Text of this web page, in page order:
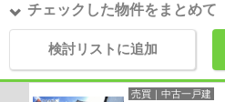
チェックした物件をまとめて
検討リストに追加
売買｜中古一戸建